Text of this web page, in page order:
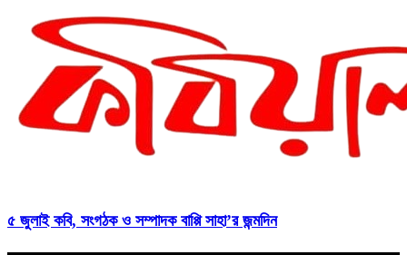
৫ জুলাই কবি, সংগঠক ও সম্পাদক বাপ্পি সাহা’র জন্মদিন